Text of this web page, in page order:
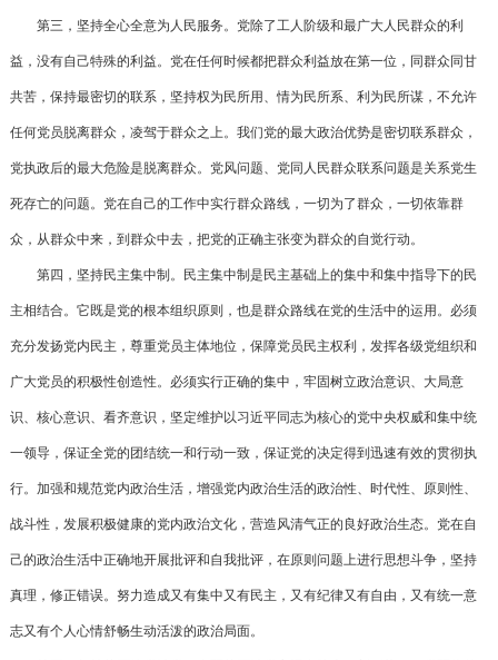
第三，坚持全心全意为人民服务。党除了工人阶级和最广大人民群众的利
益，没有自己特殊的利益。党在任何时候都把群众利益放在第一位，同群众同甘
共苦，保持最密切的联系，坚持权为民所用、情为民所系、利为民所谋，不允许
任何党员脱离群众，凌驾于群众之上。我们党的最大政治优势是密切联系群众，
党执政后的最大危险是脱离群众。党风问题、党同人民群众联系问题是关系党生
死存亡的问题。党在自己的工作中实行群众路线，一切为了群众，一切依靠群
众，从群众中来，到群众中去，把党的正确主张变为群众的自觉行动。
第四，坚持民主集中制。民主集中制是民主基础上的集中和集中指导下的民
主相结合。它既是党的根本组织原则，也是群众路线在党的生活中的运用。必须
充分发扬党内民主，尊重党员主体地位，保障党员民主权利，发挥各级党组织和
广大党员的积极性创造性。必须实行正确的集中，牢固树立政治意识、大局意
识、核心意识、看齐意识，坚定维护以习近平同志为核心的党中央权威和集中统
一领导，保证全党的团结统一和行动一致，保证党的决定得到迅速有效的贯彻执
行。加强和规范党内政治生活，增强党内政治生活的政治性、时代性、原则性、
战斗性，发展积极健康的党内政治文化，营造风清气正的良好政治生态。党在自
己的政治生活中正确地开展批评和自我批评，在原则问题上进行思想斗争，坚持
真理，修正错误。努力造成又有集中又有民主，又有纪律又有自由，又有统一意
志又有个人心情舒畅生动活泼的政治局面。